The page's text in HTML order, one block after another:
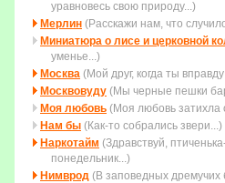
уравновесь свою природу...)
Мерлин (Расскажи нам, что
Миниатюра о лисе и церковной
уменье...)
Москва (Мой друг, когда ты
Москвовуду (Мы черные пешки
Моя любовь (Моя любовь затихла
Нам бы (Как-то собрались звери...)
Наркотайм (Здравствуй,
понедельник...)
Нимврод (В заповедных дремучих